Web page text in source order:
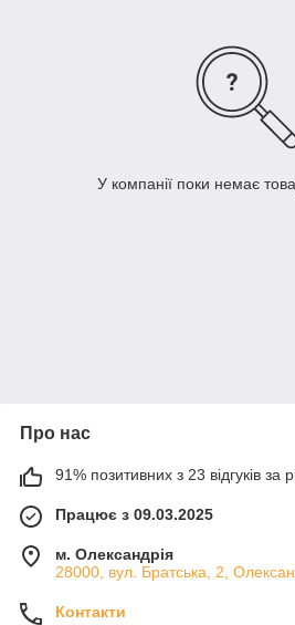
У компанії поки немає
Про нас
91% позитивних з 23 відгуків за
Працює з 09.03.2025
м. Олександрія
28000, вул. Братська, 2,
Контакти